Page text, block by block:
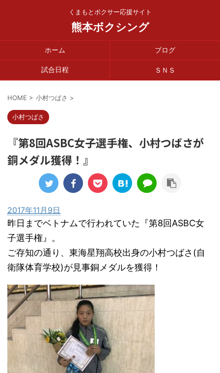
くまもとボクサー応援サイト
熊本ボクシング
ホーム ブログ
試合日程 ＳＮＳ
HOME > 小村つばさ >
小村つばさ
『第8回ASBC女子選手権、小村つばさが
銅メダル獲得！』
2017年11月9日
昨日までベトナムで行われていた『第8回ASBC女
子選手権』。
ご存知の通り、東海星翔高校出身の小村つばさ(自
衛隊体育学校)が見事銅メダルを獲得！